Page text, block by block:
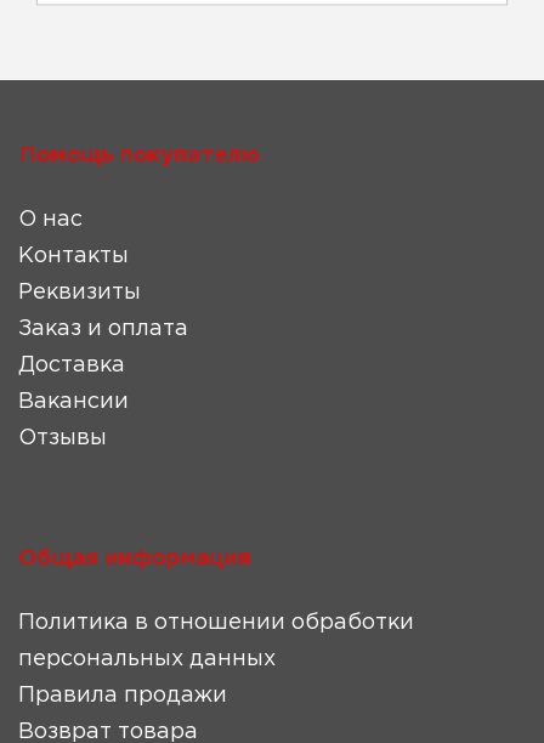
Помощь покупателю
О нас
Контакты
Реквизиты
Заказ и оплата
Доставка
Вакансии
Отзывы
Общая информация
Политика в отношении обработки
персональных данных
Правила продажи
Возврат товара